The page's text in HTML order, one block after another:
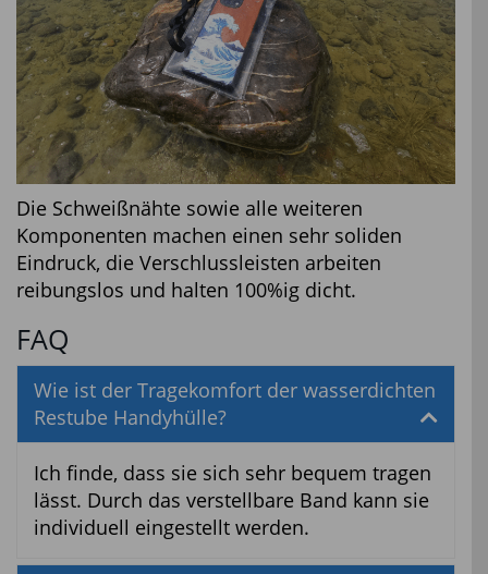
Die Schweißnähte sowie alle weiteren
Komponenten machen einen sehr soliden
Eindruck, die Verschlussleisten arbeiten
reibungslos und halten 100%ig dicht.
FAQ
Wie ist der Tragekomfort der wasserdichten
Restube Handyhülle?
Ich finde, dass sie sich sehr bequem tragen
lässt. Durch das verstellbare Band kann sie
individuell eingestellt werden.